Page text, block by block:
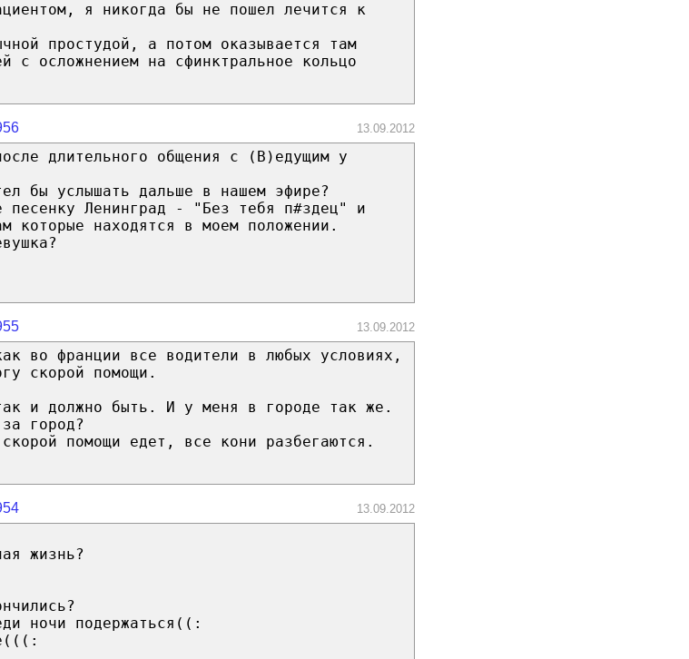
я никогда бы не пошел лечится к
простудой, а потом оказывается там
с осложнением на сфинктральное кольцо
13.09.2012
длительного общения с (В)едущим у
бы услышать дальше в нашем эфире?
песенку Ленинград - "Без тебя п#здец" и
которые находятся в моем положении.
13.09.2012
во франции все водители в любых условиях,
скорой помощи.
и должно быть. И у меня в городе так же.
город?
помощи едет, все кони разбегаются.
13.09.2012
жизнь?
ночи подержаться((: